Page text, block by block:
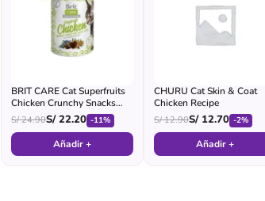
BRIT CARE Cat Superfruits
Chicken Crunchy Snacks
Gato Adulto - Lata
S/24.90S/22.20 -11%
Añadir +
CHURU Cat Skin & Coat
Chicken Recipe
S/12.90S/12.70 -2%
Añadir +